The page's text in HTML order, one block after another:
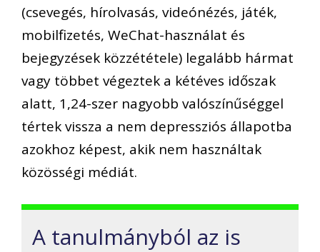
(csevegés, hírolvasás, videónézés, játék,
mobilfizetés, WeChat-használat és
bejegyzések közzététele) legalább hármat
vagy többet végeztek a kétéves időszak
alatt, 1,24-szer nagyobb valószínűséggel
tértek vissza a nem depressziós állapotba
azokhoz képest, akik nem használtak
közösségi médiát.
A tanulmányból az is